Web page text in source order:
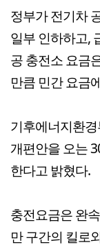
정부가 전기차
일부 인하하고,
공 충전소 요금
만큼 민간 요금
기후에너지환
개편안을 오는
한다고 밝혔다.
충전요금은 완
만 구간의 킬로